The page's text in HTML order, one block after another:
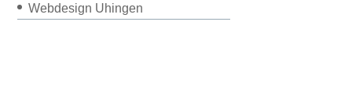
Webdesign Uhingen